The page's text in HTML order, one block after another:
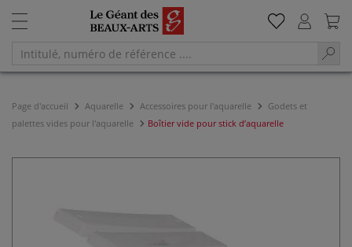
Page d'accueil Aquarelle Accessoires pour l'aquarelle
Godets et
palettes vides pour l'aquarelle
Boîtier vide pour stick d’aquarelle